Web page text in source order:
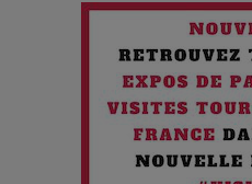
Chien 51 - Quand l’IA prend
futur troublant
Maïra Kerey, la “voix d’or
ans de carrière à la Salle